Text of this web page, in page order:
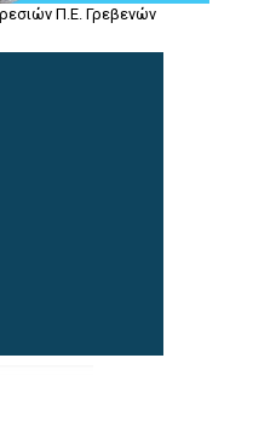
Π.Ε. Γρεβενών